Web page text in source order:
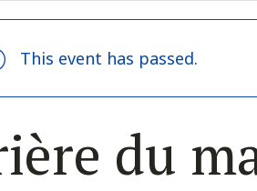
This event has passed.
du